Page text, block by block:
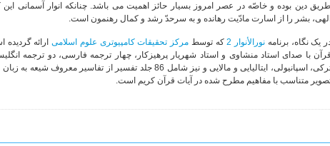
طریق دین بوده و خاصّه در عصر امروز بسیار حائز اهمیت می باشد. چنانکه انوار آسمانی این
الهی، بشر را از اسارت مادّیت رهانده و به سرحدّ رشد و کمال رهنمون است.
یک نگاه، برنامه نورالأنوار 2 که توسط مرکز تحقیقات کامپیوتری علوم اسلامیارائه گردیده
قرآن با صدای استاد منشاوی و استاد شهریار پرهیزکار، چهار ترجمه فارسی، دو ترجمه
متناسب با مفاهیم مطرح شده در آیات قرآن کریم است.